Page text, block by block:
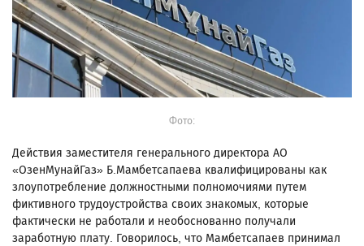
Фото:
Действия заместителя генерального директора АО
«ОзенМунайГаз» Б.Мамбетсапаева квалифицированы как
злоупотребление должностными полномочиями путем
фиктивного трудоустройства своих знакомых, которые
фактически не работали и необоснованно получали
заработную плату. Говорилось, что Мамбетсапаев принимал